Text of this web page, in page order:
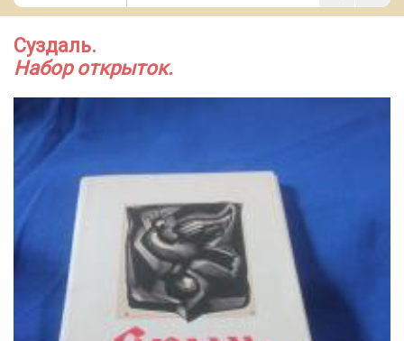
Суздаль.
Набор открыток.